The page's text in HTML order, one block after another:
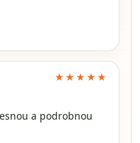
★★★★★
a podrobnou